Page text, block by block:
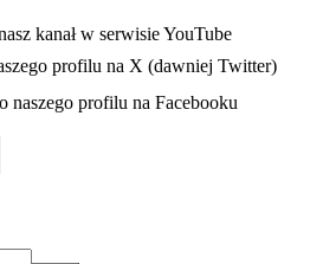
się w nowej karcie
kanał w serwisie YouTube
profilu na X (dawniej Twitter)
się w nowej karcie
naszego profilu na Facebooku